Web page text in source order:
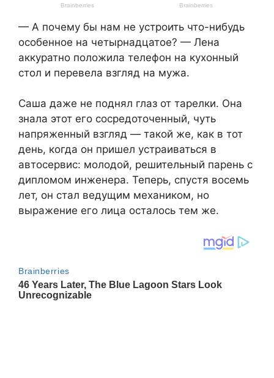
— А почему бы нам не устроить что-нибудь
особенное на четырнадцатое? — Лена
аккуратно положила телефон на кухонный
стол и перевела взгляд на мужа.
Саша даже не поднял глаз от тарелки. Она
знала этот его сосредоточенный, чуть
напряженный взгляд — такой же, как в тот
день, когда он пришел устраиваться в
автосервис: молодой, решительный парень с
дипломом инженера. Теперь, спустя восемь
лет, он стал ведущим механиком, но
выражение его лица осталось тем же.